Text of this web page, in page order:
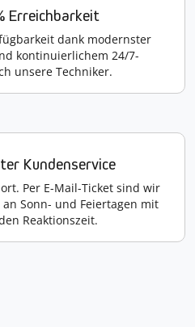
Erreichbarkeit
dank modernster
kontinuierlichem 24/7-
unsere Techniker.
Kundenservice
Per E-Mail-Ticket sind wir
Sonn- und Feiertagen mit
Reaktionszeit.